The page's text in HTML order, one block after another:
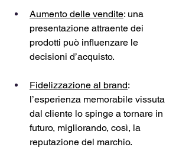
Aumento delle vendite: una
presentazione attraente dei
prodotti può influenzare le
decisioni d’acquisto.
Fidelizzazione al brand:
l’esperienza memorabile vissuta
dal cliente lo spinge a tornare in
futuro, migliorando, così, la
reputazione del marchio.